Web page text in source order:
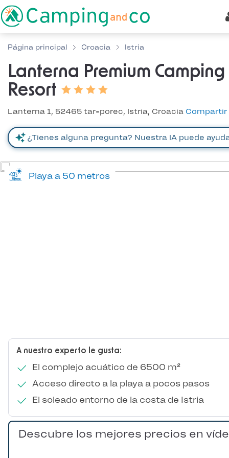
Página principal Croacia Istria
Lanterna Premium Camping
Resort
Lanterna 1, 52465 tar-porec, Istria, Croacia Compartir
A nuestro experto le gusta:
El complejo acuático de 6500 m²
Acceso directo a la playa a pocos pasos
El soleado entorno de la costa de Istria
Playa a 50 metros
Descubre los mejores precios en